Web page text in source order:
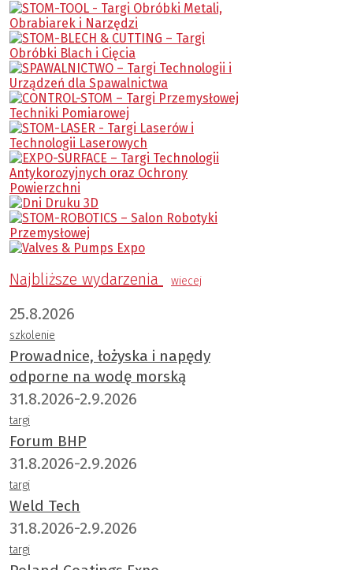
Najbliższe wydarzenia wiecej
25.8.2026
szkolenie
Prowadnice, łożyska i napędy
odporne na wodę morską
31.8.2026-2.9.2026
targi
Forum BHP
31.8.2026-2.9.2026
targi
Weld Tech
31.8.2026-2.9.2026
targi